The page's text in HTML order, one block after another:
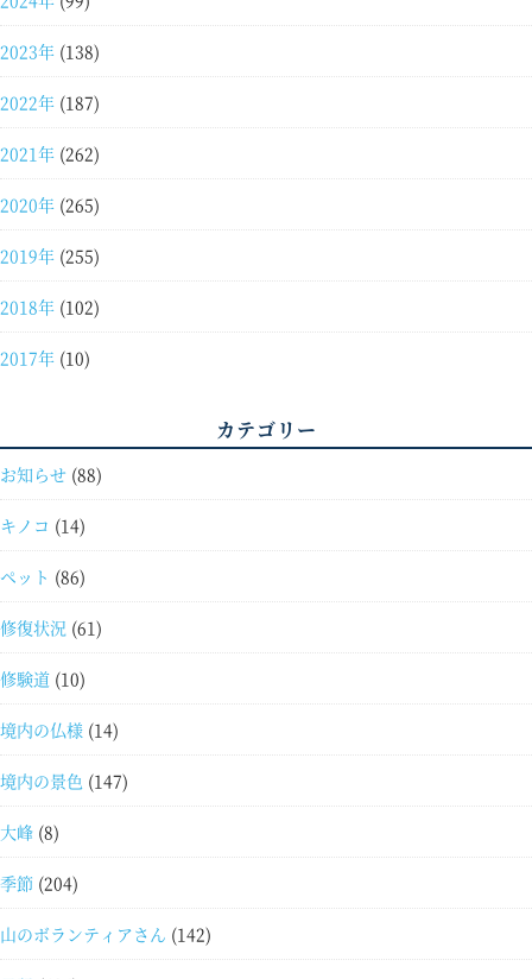
2023年 (138)
2022年 (187)
2021年 (262)
2020年 (265)
2019年 (255)
2018年 (102)
2017年 (10)
カテゴリー
お知らせ (88)
キノコ (14)
ペット (86)
修復状況 (61)
修験道 (10)
境内の仏様 (14)
境内の景色 (147)
大峰 (8)
季節 (204)
山のボランティアさん (142)